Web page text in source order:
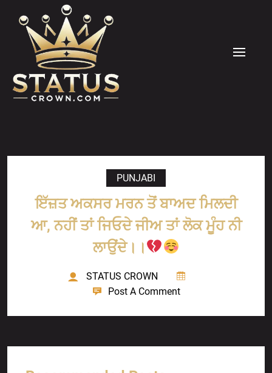
content
MENU
PUNJABI
ਇੱਜ਼ਤ ਅਕਸਰ ਮਰਨ ਤੋਂ ਬਾਅਦ ਮਿਲਦੀ
ਆ, ਨਹੀਂ ਤਾਂ ਜਿਓਦੇ ਜੀਅ ਤਾਂ ਲੋਕ ਮੂੰਹ ਨੀ
ਲਾਉਂਦੇ।।
STATUS CROWN
Post A Comment